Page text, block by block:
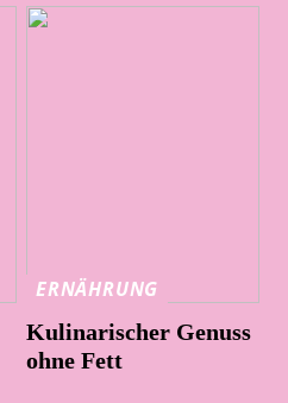
ERNÄHRUNG
Kulinarischer Genuss
ohne Fett